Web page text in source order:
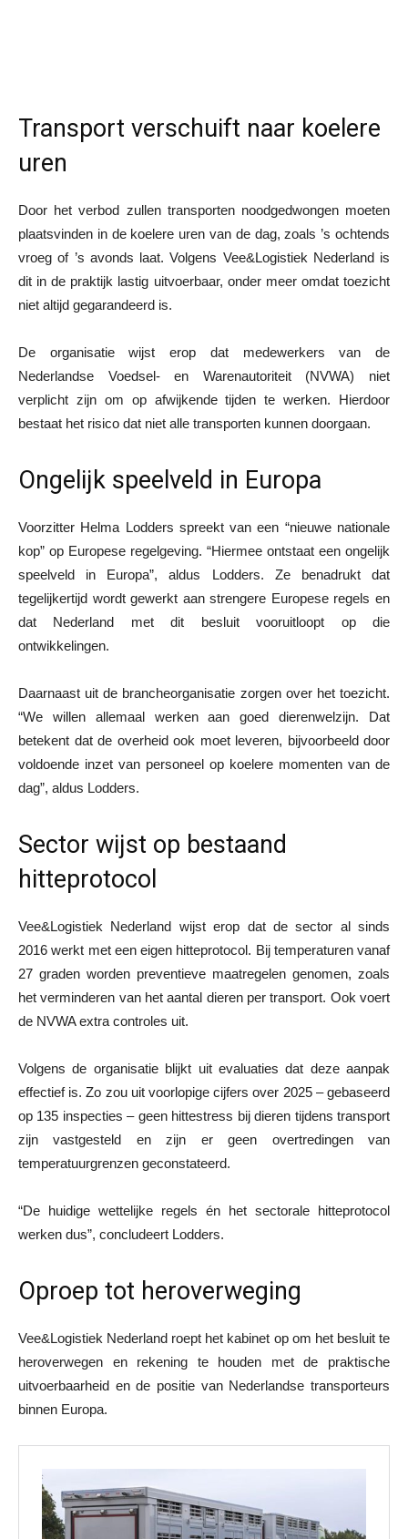
Transport verschuift naar koelere
uren
Door het verbod zullen transporten noodgedwongen moeten
plaatsvinden in de koelere uren van de dag, zoals ’s ochtends
vroeg of ’s avonds laat. Volgens Vee&Logistiek Nederland is
dit in de praktijk lastig uitvoerbaar, onder meer omdat toezicht
niet altijd gegarandeerd is.
De organisatie wijst erop dat medewerkers van de
Nederlandse Voedsel- en Warenautoriteit (NVWA) niet
verplicht zijn om op afwijkende tijden te werken. Hierdoor
bestaat het risico dat niet alle transporten kunnen doorgaan.
Ongelijk speelveld in Europa
Voorzitter Helma Lodders spreekt van een “nieuwe nationale
kop” op Europese regelgeving. “Hiermee ontstaat een ongelijk
speelveld in Europa”, aldus Lodders. Ze benadrukt dat
tegelijkertijd wordt gewerkt aan strengere Europese regels en
dat Nederland met dit besluit vooruitloopt op die
ontwikkelingen.
Daarnaast uit de brancheorganisatie zorgen over het toezicht.
“We willen allemaal werken aan goed dierenwelzijn. Dat
betekent dat de overheid ook moet leveren, bijvoorbeeld door
voldoende inzet van personeel op koelere momenten van de
dag”, aldus Lodders.
Sector wijst op bestaand
hitteprotocol
Vee&Logistiek Nederland wijst erop dat de sector al sinds
2016 werkt met een eigen hitteprotocol. Bij temperaturen vanaf
27 graden worden preventieve maatregelen genomen, zoals
het verminderen van het aantal dieren per transport. Ook voert
de NVWA extra controles uit.
Volgens de organisatie blijkt uit evaluaties dat deze aanpak
effectief is. Zo zou uit voorlopige cijfers over 2025 – gebaseerd
op 135 inspecties – geen hittestress bij dieren tijdens transport
zijn vastgesteld en zijn er geen overtredingen van
temperatuurgrenzen geconstateerd.
“De huidige wettelijke regels én het sectorale hitteprotocol
werken dus”, concludeert Lodders.
Oproep tot heroverweging
Vee&Logistiek Nederland roept het kabinet op om het besluit te
heroverwegen en rekening te houden met de praktische
uitvoerbaarheid en de positie van Nederlandse transporteurs
binnen Europa.